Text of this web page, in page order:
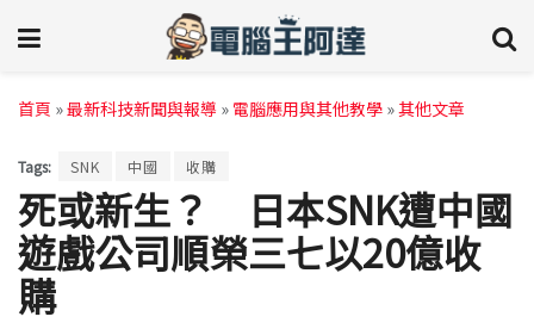
首頁 »最新科技新聞與報導 » 電腦應用與其他教學 »其他文章
Tags: SNK 中國 收購
死或新生？ 日本SNK遭中國
遊戲公司順榮三七以20億收
購